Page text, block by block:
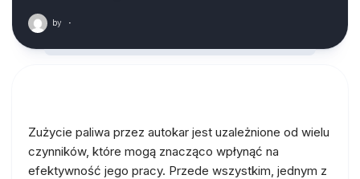
by ·
Zużycie paliwa przez autokar jest uzależnione od wielu
czynników, które mogą znacząco wpłynąć na
efektywność jego pracy. Przede wszystkim, jednym z